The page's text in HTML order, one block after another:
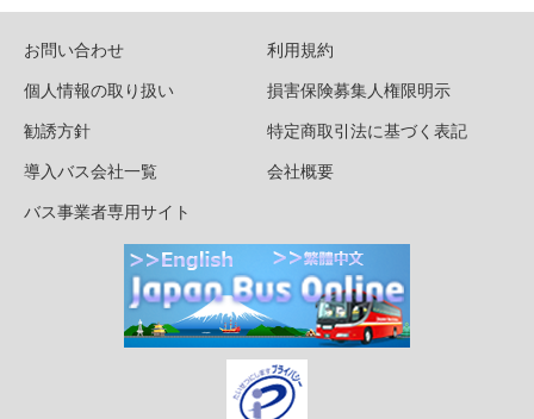
お問い合わせ
利用規約
個人情報の取り扱い
損害保険募集人権限明示
勧誘方針
特定商取引法に基づく表記
導入バス会社一覧
会社概要
バス事業者専用サイト